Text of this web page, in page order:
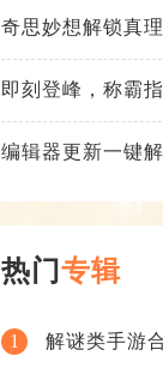
奇思妙想解锁真
即刻登峰，称霸
编辑器更新一键
热门专辑
1 解谜类手游